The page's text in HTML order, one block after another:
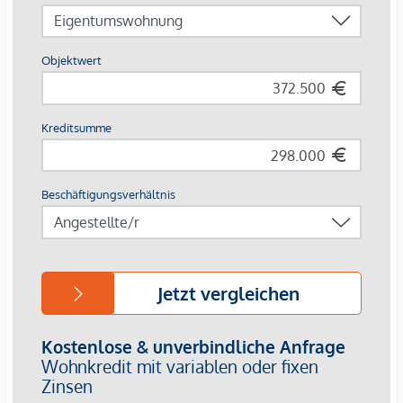
den heißesten Tagen.
AUSSTATTUNG
Stilvolle Markenfliesen
Außenliegender, elektrischer Sonnenschutz
Fußbodenheizung mittels Fernwärme
Photovoltaikanlage am Dach
Digitale Gegensprechanlage und
schwarzes Brett über Handyapp
HIGHLIGHTS
1 bis 4 Zimmer mit Wohnflächen von ca. 38 bis 124 m2
Gärten, Balkone, Loggien, Dachterrassen